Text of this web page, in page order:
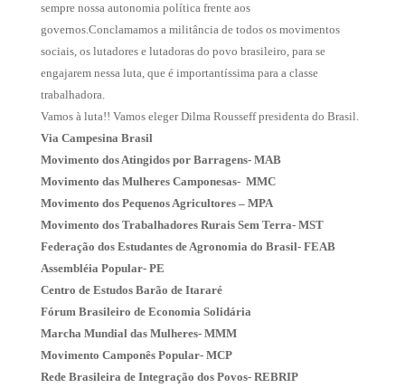
sempre nossa autonomia política frente aos
governos.Conclamamos a militância de todos os movimentos
sociais, os lutadores e lutadoras do povo brasileiro, para se
engajarem nessa luta, que é importantíssima para a classe
trabalhadora.
Vamos à luta!! Vamos eleger Dilma Rousseff presidenta do Brasil.
Via Campesina Brasil
Movimento dos Atingidos por Barragens- MAB
Movimento das Mulheres Camponesas- MMC
Movimento dos Pequenos Agricultores – MPA
Movimento dos Trabalhadores Rurais Sem Terra- MST
Federação dos Estudantes de Agronomia do Brasil- FEAB
Assembléia Popular- PE
Centro de Estudos Barão de Itararé
Fórum Brasileiro de Economia Solidária
Marcha Mundial das Mulheres- MMM
Movimento Camponês Popular- MCP
Rede Brasileira de Integração dos Povos- REBRIP